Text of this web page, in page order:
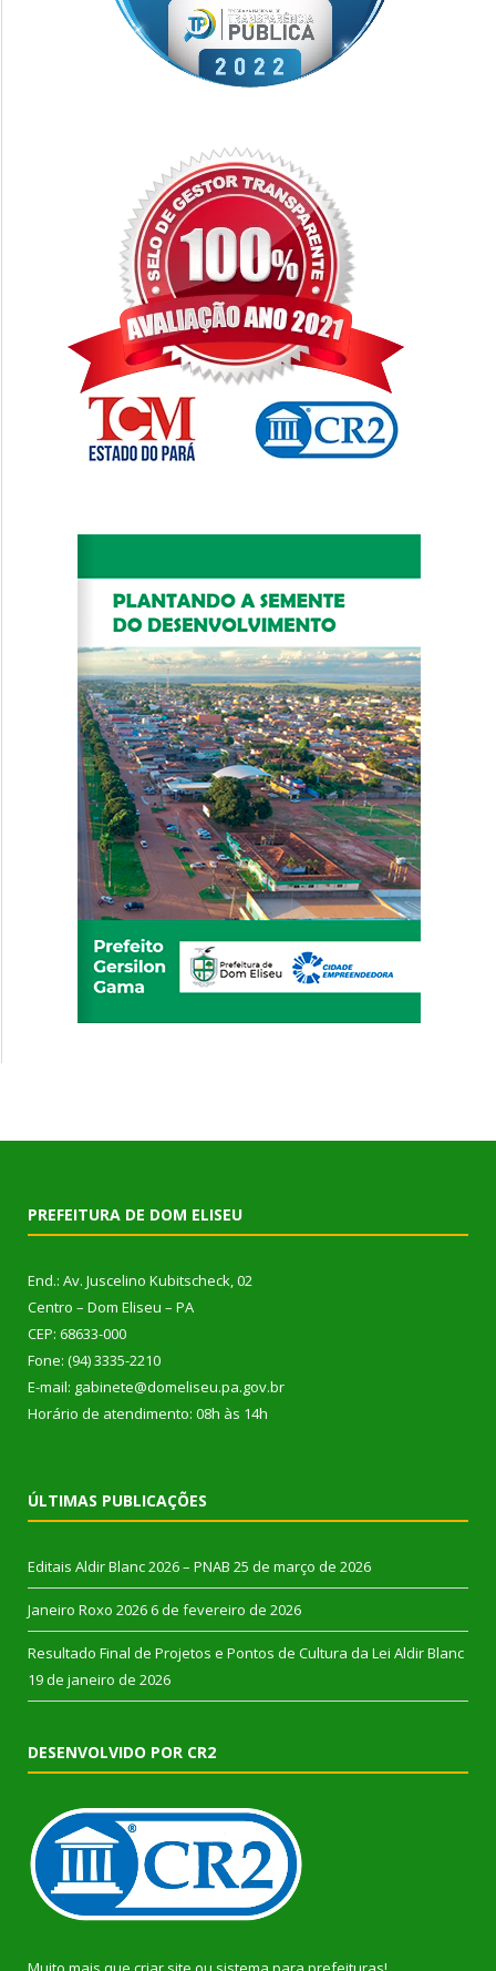
PREFEITURA DE DOM ELISEU
End.: Av. Juscelino Kubitscheck, 02
Centro – Dom Eliseu – PA
CEP: 68633-000
Fone: (94) 3335-2210
E-mail: gabinete@domeliseu.pa.gov.br
Horário de atendimento: 08h às 14h
ÚLTIMAS PUBLICAÇÕES
Editais Aldir Blanc 2026 – PNAB 25 de março de 2026
Janeiro Roxo 2026 6 de fevereiro de 2026
Resultado Final de Projetos e Pontos de Cultura da Lei Aldir Blanc
19 de janeiro de 2026
DESENVOLVIDO POR CR2